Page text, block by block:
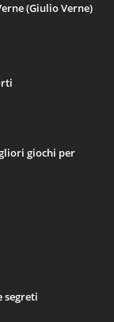
(Giulio Verne)
giochi per
segreti